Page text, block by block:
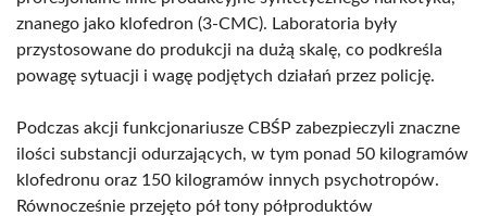
znanego jako klofedron (3-CMC). Laboratoria były
przystosowane do produkcji na dużą skalę, co podkreśla
powagę sytuacji i wagę podjętych działań przez policję.
Podczas akcji funkcjonariusze CBŚP zabezpieczyli znaczne
ilości substancji odurzających, w tym ponad 50 kilogramów
klofedronu oraz 150 kilogramów innych psychotropów.
Równocześnie przejęto pół tony półproduktów